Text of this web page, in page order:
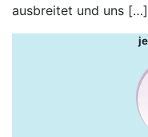
ausbreitet und uns […]